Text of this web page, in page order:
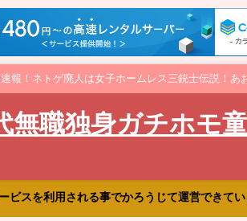
！ネトゲ廃人は女子ホームレス三銃士伝説！あ
職独身ガチホモ
スを利用される事でかろうじて運営できて